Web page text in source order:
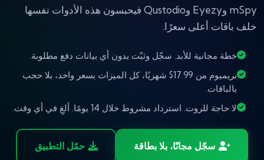
mSpy وEyezy وQustodio فيحبسون هذه الأدوات نفسها
خلف باقات أعلى سعرًا.
خطة مجانية للأبد. سجّل وثبّت بدون أي بيانات دفع مطلوبة.
بريميوم من 17.99$ شهريًا، كل الميزات بسعر واحد، بلا حجب
بالباقات.
لا حاجة للروت. استرداد مشروط خلال 14 يومًا. ألغِ في أي وقت.
سجّل مجانًا، بلا بطاقة حمّل التطبيق